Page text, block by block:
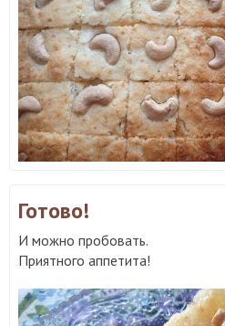
Готово!
И можно пробовать.
Приятного аппетита!